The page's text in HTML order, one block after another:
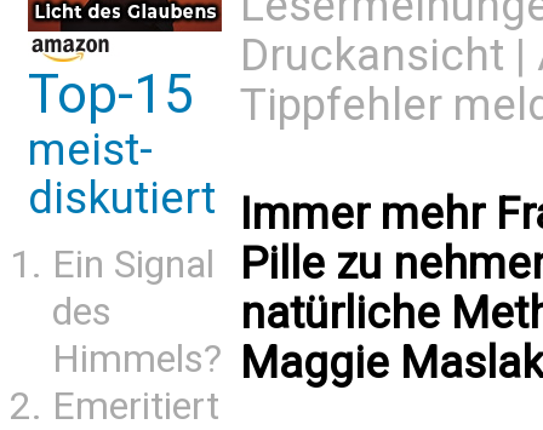
Top-15
meist-
diskutiert
Ein Signal
des
Himmels?
Emeritiert
Druckansicht |
Tippfehler
Immer mehr
Pille zu
natürliche
Maggie Maslak